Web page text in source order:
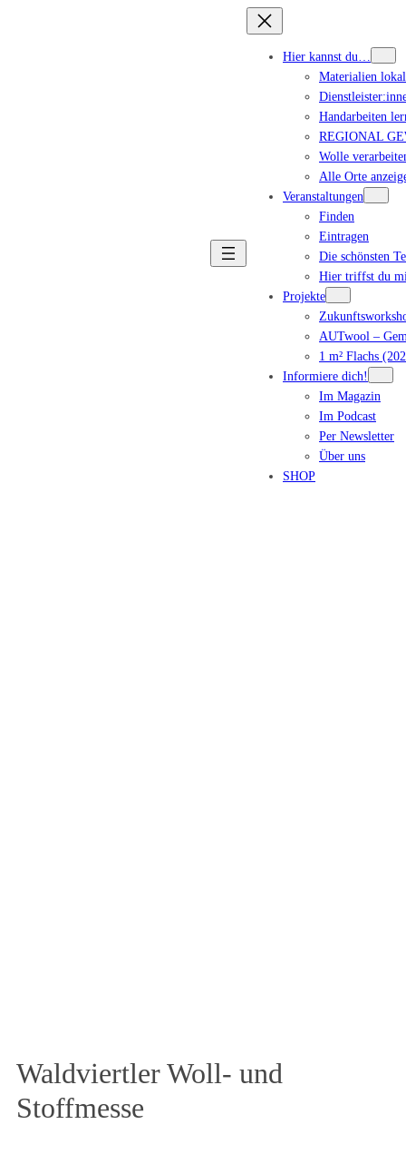
Hier kannst du…
Materialien
Handarbeiten
REGIONAL
Wolle
Alle Orte
Veranstaltungen
Finden
Eintragen
Die schönsten
Hier triffst du
Projekte
AUTwool –
1 m² Flachs
Informiere dich!
Im Magazin
Im Podcast
Per Newsletter
Über uns
SHOP
Waldviertler Woll- und
Stoffmesse